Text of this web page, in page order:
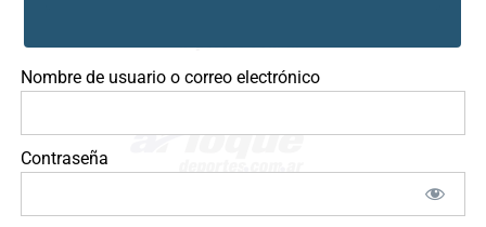
Nombre de usuario o correo electrónico
Contraseña